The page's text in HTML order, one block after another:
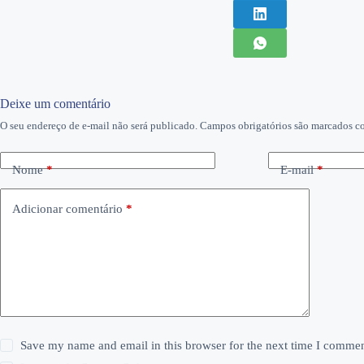
Deixe um comentário
O seu endereço de e-mail não será publicado. Campos obrigatórios são marcados
Nome* E-mail*
Adicionar comentário *
Save my name and email in this browser for the next time I